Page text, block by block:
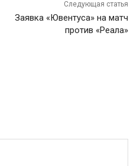
Следующая статья
Заявка «Ювентуса» на матч
против «Реала»